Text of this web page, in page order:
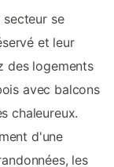
secteur se
et leur
des logements
avec balcons
chaleureux.
d'une
les